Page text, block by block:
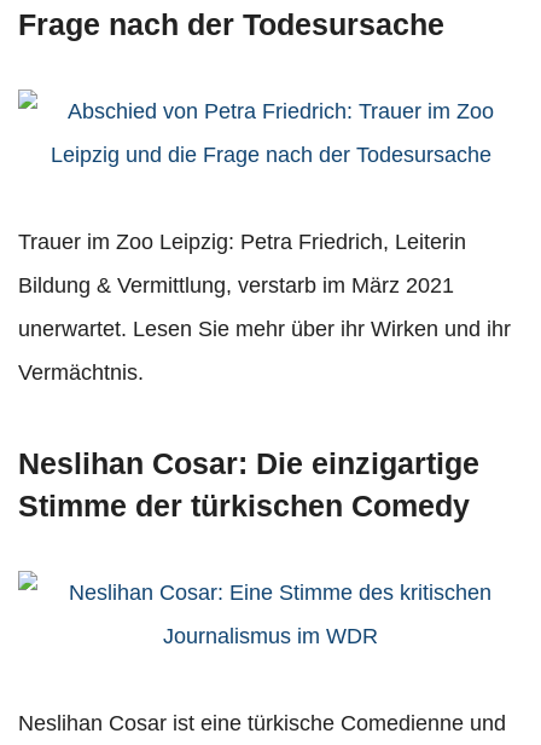
Frage nach der Todesursache
Trauer im Zoo Leipzig: Petra Friedrich, Leiterin
Bildung & Vermittlung, verstarb im März 2021
unerwartet. Lesen Sie mehr über ihr Wirken und ihr
Vermächtnis.
Neslihan Cosar: Die einzigartige
Stimme der türkischen Comedy
Neslihan Cosar ist eine türkische Comedienne und